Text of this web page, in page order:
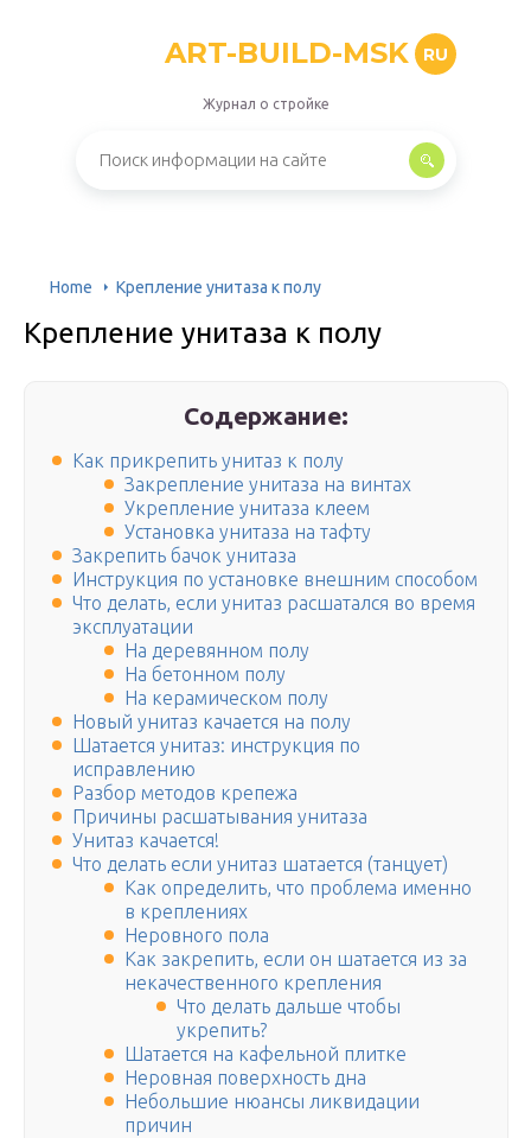
ART-BUILD-MSK RU
Журнал о стройке
Home Крепление унитаза к полу
Крепление унитаза к полу
Содержание:
Как прикрепить унитаз к полу
Закрепление унитаза на винтах
Укрепление унитаза клеем
Установка унитаза на тафту
Закрепить бачок унитаза
Инструкция по установке внешним способом
Что делать, если унитаз расшатался во время
эксплуатации
На деревянном полу
На бетонном полу
На керамическом полу
Новый унитаз качается на полу
Шатается унитаз: инструкция по
исправлению
Разбор методов крепежа
Причины расшатывания унитаза
Унитаз качается!
Что делать если унитаз шатается (танцует)
Как определить, что проблема именно
в креплениях
Неровного пола
Как закрепить, если он шатается из за
некачественного крепления
Что делать дальше чтобы
укрепить?
Шатается на кафельной плитке
Неровная поверхность дна
Небольшие нюансы ликвидации
причин